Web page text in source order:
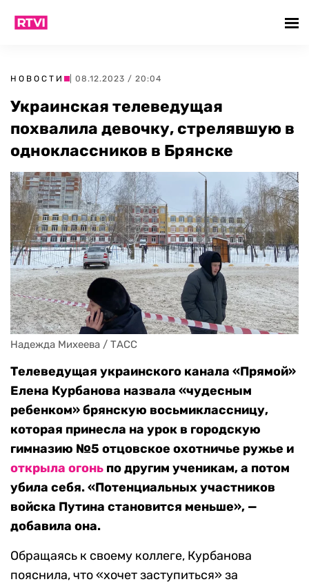
НОВОСТИ | 08.12.2023 / 20:04
Украинская телеведущая
похвалила девочку, стрелявшую в
одноклассников в Брянске
Надежда Михеева / ТАСС
Телеведущая украинского канала «Прямой»
Елена Курбанова назвала «чудесным
ребенком» брянскую восьмиклассницу,
которая принесла на урок в городскую
гимназию №5 отцовское охотничье ружье и
открыла огонь по другим ученикам, а потом
убила себя. «Потенциальных участников
войска Путина становится меньше», —
добавила она.
Обращаясь к своему коллеге, Курбанова
пояснила, что «хочет заступиться» за